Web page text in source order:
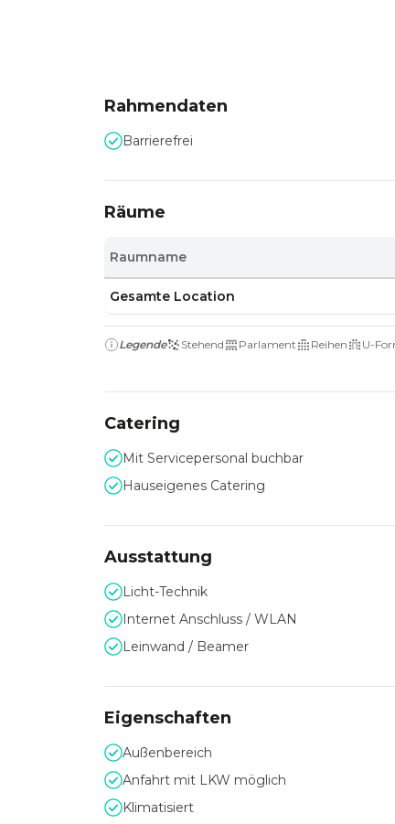
Rahmendaten
Barrierefrei
Räume
Raumname
Gesamte Location
Legende Stehend Parlament Reihen U-
Catering
Mit Servicepersonal buchbar
Hauseigenes Catering
Ausstattung
Licht-Technik
Internet Anschluss / WLAN
Leinwand / Beamer
Eigenschaften
Außenbereich
Anfahrt mit LKW möglich
Klimatisiert